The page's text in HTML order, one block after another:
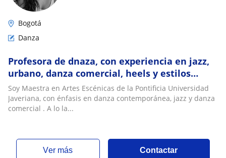
Bogotá
Danza
Profesora de dnaza, con experiencia en jazz,
urbano, danza comercial, heels y estilos
latinos
Soy Maestra en Artes Escénicas de la Pontificia Universidad
Javeriana, con énfasis en danza contemporánea, jazz y danza
comercial . A lo la...
ver más Contactar